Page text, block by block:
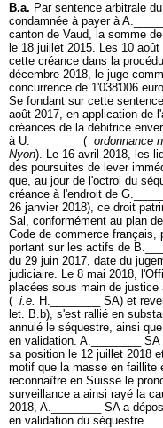
B.a. Par sentence arbitrale
condamnée à payer à
canton de Vaud, la somme
le 18 juillet 2015. Les 10
cette créance dans la
décembre 2018, le juge
concurrence de 1'038'006
Se fondant sur cette
août 2017, en application de l'
créances de la débitrice
à U.________ ( ordonnance
Nyon). Le 16 avril 2018, les
des poursuites de lever
que, au jour de l'octroi du
créance à l'endroit de
26 janvier 2018), ce droit
Sal, conformément au plan
Code de commerce français,
portant sur les actifs de
du 29 juin 2017, date du
judiciaire. Le 8 mai 2018,
placées sous main de justice
( i.e. H.________ SA) et
let. B.b), s'est rallié en
annulé le séquestre, ainsi
en validation. A.________
sa position le 12 juillet 2018
motif que la masse en faillite
reconnaître en Suisse le
surveillance a ainsi rayé la
2018, A.________ SA a
en validation du séquestre.